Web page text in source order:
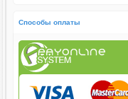
Способы оплаты